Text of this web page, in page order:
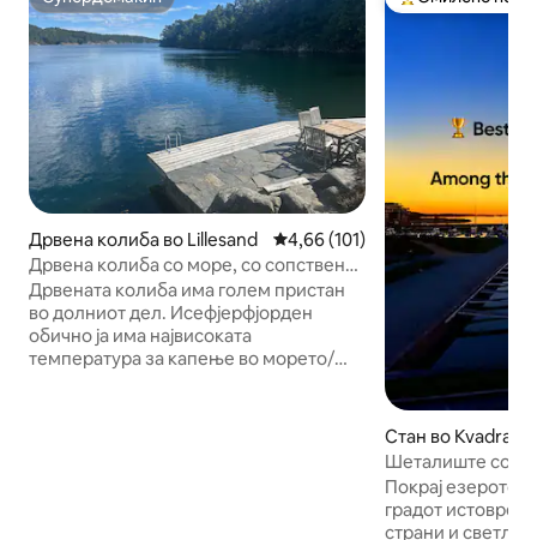
Супердомаќин
Дрвена колиба во Lillesand Просечна оцена: 4,66 од 5,
4,66 (101)
Дрвена колиба со море, со сопствен
кеј и брод
Дрвената колиба има голем пристан
во долниот дел. Исефјерфјорден
обично ја има највисоката
температура за капење во морето/
Меѓу
Стан во
Шеталиште со
☀️⛵️🦐
Покрај езерото
градот истовремено Балкон
страни и